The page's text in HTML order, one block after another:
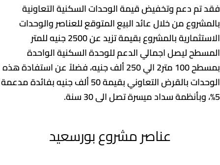
فقد تم دعم وتخفيض قيمة الوحدات السكنية التعاونية
بالمشروع من خلال عائد البيع المتوقع للعناصر والوحدات
الاستثمارية بالمشروع بقيمة تزيد عن 2500 جنيه للمتر
المسطح ليصل اجمالي الدعم للوحدة السكنية الواحدة
بمسطح 100 متر2 الي 250 ألف جنيه، فضلاً عن استفادة هذه
الوحدات بالقرض التعاوني بقيمة 50 ألف جنيه بفائدة مدعمة
5%، وبأنظمة سداد ميسرة تصل الى 30 سنة.
عناصر مشروع بورسعيد